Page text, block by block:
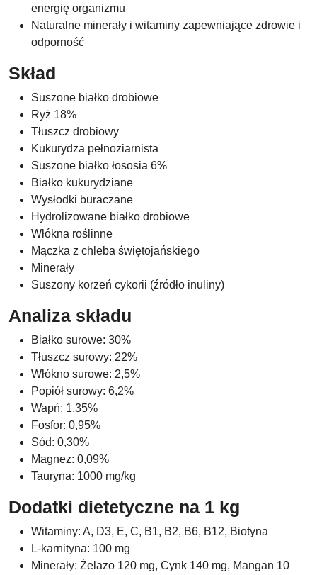
energię organizmu
Naturalne minerały i witaminy zapewniające zdrowie i
odporność
Skład
Suszone białko drobiowe
Ryż 18%
Tłuszcz drobiowy
Kukurydza pełnoziarnista
Suszone białko łososia 6%
Białko kukurydziane
Wysłodki buraczane
Hydrolizowane białko drobiowe
Włókna roślinne
Mączka z chleba świętojańskiego
Minerały
Suszony korzeń cykorii (źródło inuliny)
Analiza składu
Białko surowe: 30%
Tłuszcz surowy: 22%
Włókno surowe: 2,5%
Popiół surowy: 6,2%
Wapń: 1,35%
Fosfor: 0,95%
Sód: 0,30%
Magnez: 0,09%
Tauryna: 1000 mg/kg
Dodatki dietetyczne na 1 kg
Witaminy: A, D3, E, C, B1, B2, B6, B12, Biotyna
L-karnityna: 100 mg
Minerały: Żelazo 120 mg, Cynk 140 mg, Mangan 10